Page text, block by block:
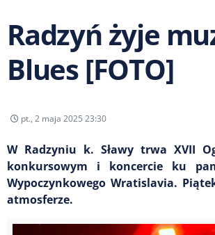
Radzyń żyje
Blues [FOTO]
pt., 2 maja 2025 23:30
W Radzyniu k. Sławy trwa XVII
konkursowym i koncercie ku
Wypoczynkowego Wratislavia.
atmosferze.